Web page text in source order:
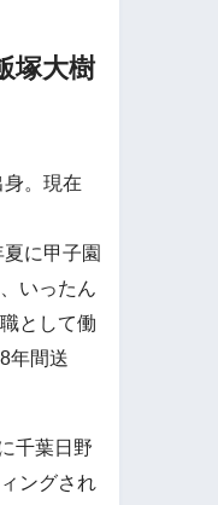
塚大樹
。現在
に甲子園
いったん
として働
年間送
千葉日野
ングされ